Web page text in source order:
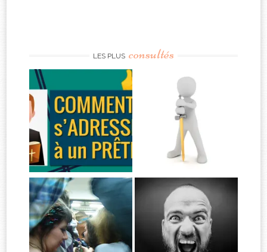
LES PLUS consultés